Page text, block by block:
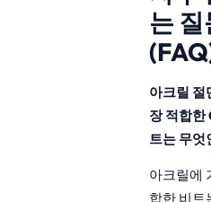
는 질
아크릴 절
장 적합한
트는 무엇
아크릴에
합한 비트